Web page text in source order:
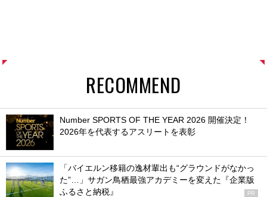
RECOMMEND
Number SPORTS OF THE YEAR 2026 開催決定！
2026年を代表するアスリートを表彰
「バイエルン移籍の逸材輩出も“グラウンドがなかっ
た”…」サガン鳥栖最強アカデミーを変えた『企業版
ふるさと納税』
PR